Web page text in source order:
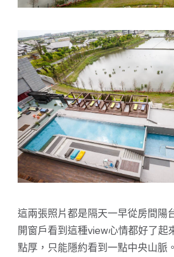
這兩張照片都是隔天一早從房間陽
開窗戶看到這種view心情都好了起
點厚，只能隱約看到一點中央山脈